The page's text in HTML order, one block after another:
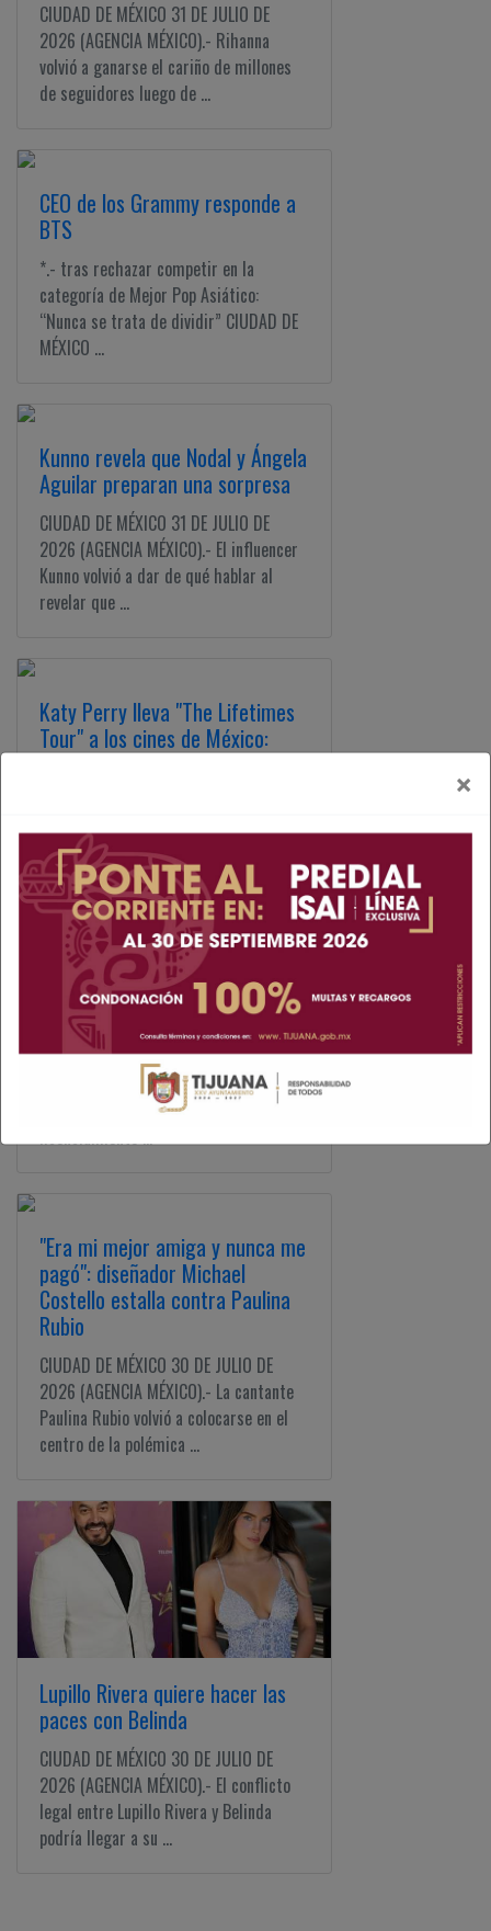
×
CIUDAD DE MÉXICO 31 DE JULIO DE
2026 (AGENCIA MÉXICO).- Rihanna
volvió a ganarse el cariño de millones
de seguidores luego de ...
CEO de los Grammy responde a
BTS
*.- tras rechazar competir en la
categoría de Mejor Pop Asiático:
“Nunca se trata de dividir” CIUDAD DE
MÉXICO ...
Kunno revela que Nodal y Ángela
Aguilar preparan una sorpresa
CIUDAD DE MÉXICO 31 DE JULIO DE
2026 (AGENCIA MÉXICO).- El influencer
Kunno volvió a dar de qué hablar al
revelar que ...
Katy Perry lleva "The Lifetimes
Tour" a los cines de México:
fecha de estreno
2026 (AGENCIA MÉXICO).- La versión
cinematográfica del concierto de Katy
Perry grabado en ...
Netflix y AMC cierran acuerdo
de 500 mdd
CIUDAD DE MÉXICO 31 DE JULIO DE
2026 (AGENCIA MÉXICO).- Netflix y AMC
Global Media firmaron un acuerdo de
licenciamiento ...
"Era mi mejor amiga y nunca me
pagó": diseñador Michael
Costello estalla contra Paulina
Rubio
CIUDAD DE MÉXICO 30 DE JULIO DE
2026 (AGENCIA MÉXICO).- La cantante
Paulina Rubio volvió a colocarse en el
centro de la polémica ...
Lupillo Rivera quiere hacer las
paces con Belinda
CIUDAD DE MÉXICO 30 DE JULIO DE
2026 (AGENCIA MÉXICO).- El conflicto
legal entre Lupillo Rivera y Belinda
podría llegar a su ...